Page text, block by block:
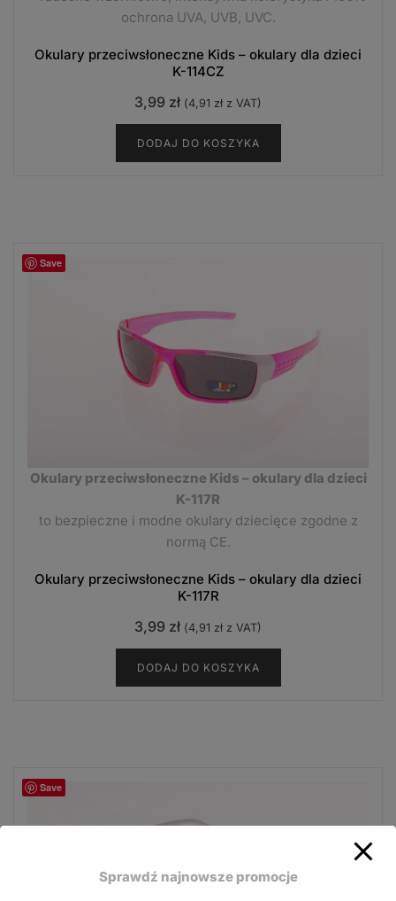
ochrona UVA, UVB, UVC.
Okulary przeciwsłoneczne Kids – okulary dla dzieci
K-114CZ
3,99 zł (4,91 zł z VAT)
DODAJ DO KOSZYKA
Save
Okulary przeciwsłoneczne Kids – okulary dla dzieci
K-117R
to bezpieczne i modne okulary dziecięce zgodne z
normą CE.
Okulary przeciwsłoneczne Kids – okulary dla dzieci
K-117R
3,99 zł (4,91 zł z VAT)
DODAJ DO KOSZYKA
Save
Sprawdź najnowsze promocje